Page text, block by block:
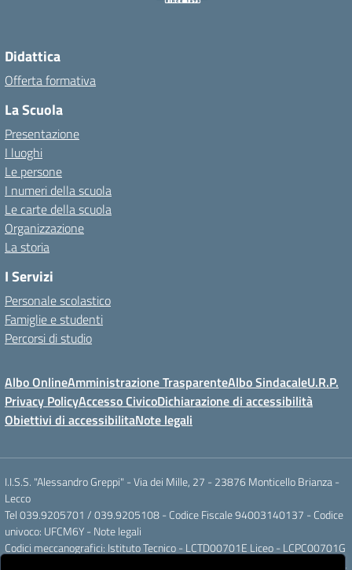
Didattica
Offerta formativa
La Scuola
Presentazione
I luoghi
Le persone
I numeri della scuola
Le carte della scuola
Organizzazione
La storia
I Servizi
Personale scolastico
Famiglie e studenti
Percorsi di studio
Albo OnlineAmministrazione TrasparenteAlbo SindacaleU.R.P.
Privacy PolicyAccesso CivicoDichiarazione di accessibilità
Obiettivi di accessibilitaNote legali
I.I.S.S. "Alessandro Greppi" - Via dei Mille, 27 - 23876 Monticello Brianza -
Lecco
Tel 039.9205701 / 039.9205108 - Codice Fiscale 94003140137 - Codice
univoco: UFCM6Y - Note legali
Codici meccanografici: Istituto Tecnico - LCTD00701E Liceo - LCPC00701G
Posta elettronica ordinaria: LCIS007008@ISTRUZIONE.IT Posta elettronica